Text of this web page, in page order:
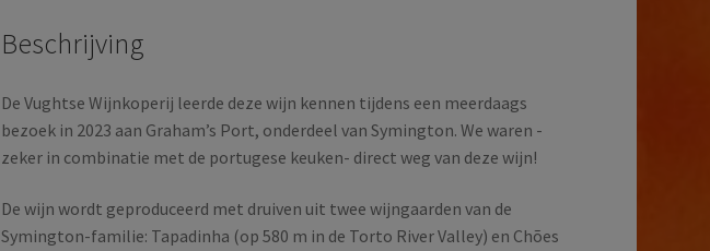
|
|
2023
aantal
Beschrijving
De Vughtse Wijnkoperij leerde deze wijn kennen tijdens een meerdaags
bezoek in 2023 aan Graham’s Port, onderdeel van Symington. We waren -
zeker in combinatie met de portugese keuken- direct weg van deze wijn!
De wijn wordt geproduceerd met druiven uit twee wijngaarden van de
Symington-familie: Tapadinha (op 580 m in de Torto River Valley) en Chões